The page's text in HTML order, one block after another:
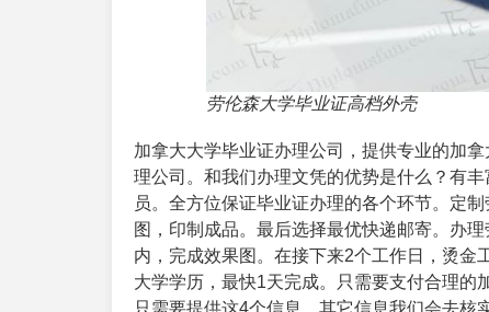
劳伦森大学毕业证高档外壳
加拿大大学毕业证办理公司，提供专业的加拿
理公司 。和我们办理文凭的优势是什么？有
员。全方位保证毕业证办理的各个环节。定
图，印制成品。最后选择最优快递邮寄。办
内，完成效果图。在接下来2个工作日，烫金
大学学历，最快1天完成。只需要支付合理的